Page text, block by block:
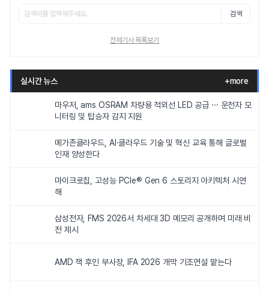
검색
전체기사 목록보기
실시간 뉴스 +more
마우저, ams OSRAM 차량용 적외선 LED 공급 ··· 운전자 모
니터링 및 탑승자 감지 지원
메가존클라우드, AI·클라우드 기술 및 혁신 교육 통해 글로벌
인재 양성한다
마이크로칩, 고성능 PCIe® Gen 6 스토리지 아키텍처 시연
해
삼성전자, FMS 2026서 차세대 3D 메모리 공개하며 미래 비
전 제시
AMD 잭 후인 부사장, IFA 2026 개막 기조연설 맡는다